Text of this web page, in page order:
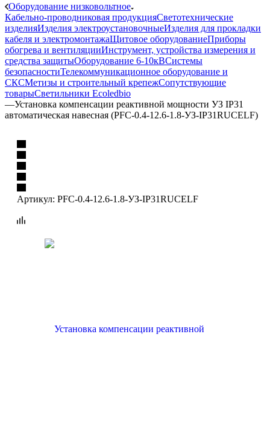
Оборудование низковольтное
Кабельно-проводниковая продукцияСветотехнические
изделияИзделия электроустановочныеИзделия для прокладки
кабеля и электромонтажаЩитовое оборудованиеПриборы
обогрева и вентиляцииИнструмент, устройства измерения и
средства защитыОборудование 6-10кВСистемы
безопасностиТелекоммуникационное оборудование и
СКСМетизы и строительный крепежСопутствующие
товарыСветильники Ecoledbio
—Установка компенсации реактивной мощности УЗ IP31
автоматическая навесная (PFC-0.4-12.6-1.8-УЗ-IP31RUCELF)
Артикул: PFC-0.4-12.6-1.8-УЗ-IP31RUCELF